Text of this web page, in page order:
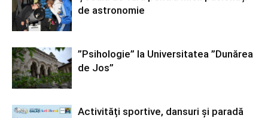
de astronomie
”Psihologie” la Universitatea ”Dunărea
de Jos”
Activități sportive, dansuri și paradă